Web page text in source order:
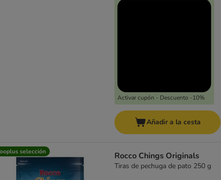
Activar cupón - Descuento -10%
Añadir a la cesta
selección Rocco Chings Originals
Tiras de pechuga de pato 250 g